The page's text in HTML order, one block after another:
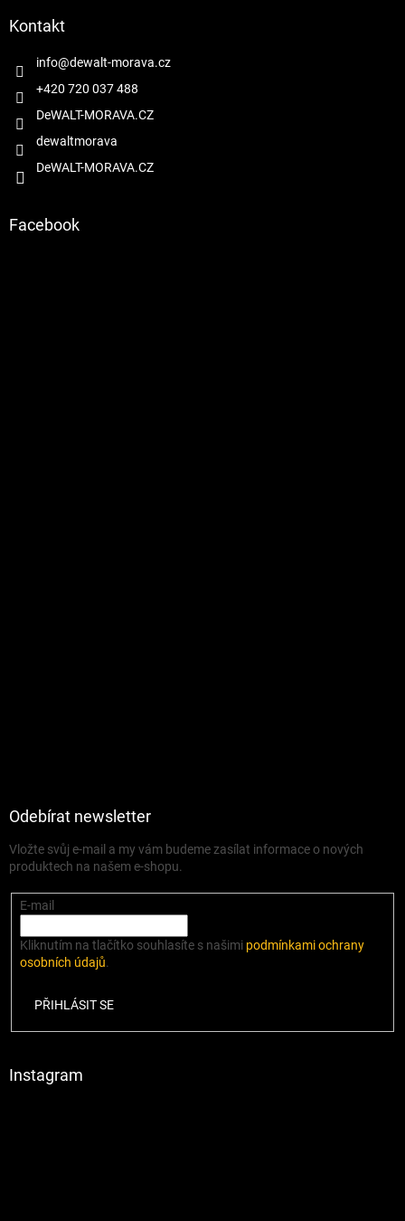
Kontakt
info@dewalt-morava.cz
+420 720 037 488
DeWALT-MORAVA.CZ
dewaltmorava
DeWALT-MORAVA.CZ
Facebook
Odebírat newsletter
Vložte svůj e-mail a my vám budeme zasílat informace o nových
produktech na našem e-shopu.
E-mail
Kliknutím na tlačítko souhlasíte s našimi podmínkami ochrany
osobních údajů.
PŘIHLÁSIT SE
Instagram